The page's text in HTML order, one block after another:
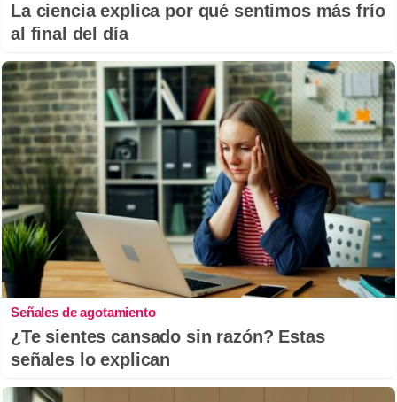
La ciencia explica por qué sentimos más frío
al final del día
Señales de agotamiento
¿Te sientes cansado sin razón? Estas
señales lo explican